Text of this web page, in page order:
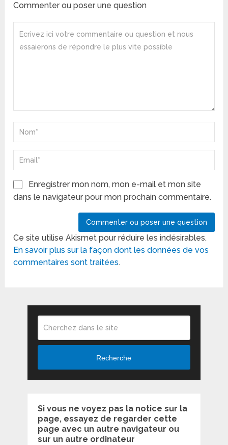
Commenter ou poser une question
Enregistrer mon nom, mon e-mail et mon site
dans le navigateur pour mon prochain commentaire.
Ce site utilise Akismet pour réduire les indésirables.
En savoir plus sur la façon dont les données de vos
commentaires sont traitées.
Recherche
Si vous ne voyez pas la notice sur la
page, essayez de regarder cette
page avec un autre navigateur ou
sur un autre ordinateur